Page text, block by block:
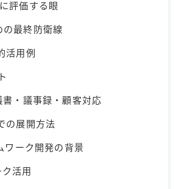
評価する眼
最終防衛線
活用例
・議事録・顧客対応
の展開方法
ーク開発の背景
活用